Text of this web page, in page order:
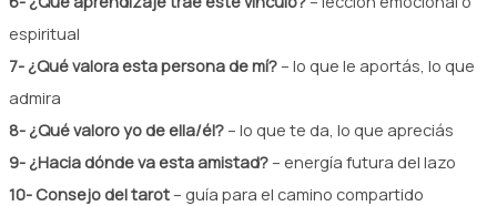
espiritual
7- ¿Qué valora esta persona de mí? – lo que le aportás, lo que
admira
8- ¿Qué valoro yo de ella/él? – lo que te da, lo que apreciás
9- ¿Hacia dónde va esta amistad? – energía futura del lazo
10- Consejo del tarot – guía para el camino compartido